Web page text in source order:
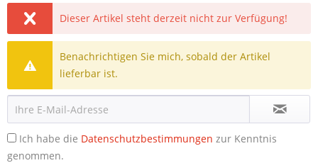
Dieser Artikel steht derzeit nicht zur Verfügung!
Benachrichtigen Sie mich, sobald der Artikel
lieferbar ist.
Ich habe die Datenschutzbestimmungen zur Kenntnis
genommen.